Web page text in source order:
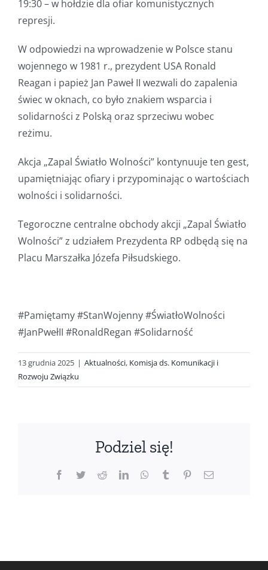
19:30 – w hołdzie dla ofiar komunistycznych
represji.
W odpowiedzi na wprowadzenie w Polsce stanu
wojennego w 1981 r., prezydent USA Ronald
Reagan i papież Jan Paweł II wezwali do zapalenia
świec w oknach, co było znakiem wsparcia i
solidarności z Polską oraz sprzeciwu wobec
reżimu.
Akcja „Zapal Światło Wolności” kontynuuje ten gest,
upamiętniając ofiary i przypominając o wartościach
wolności i solidarności.
Tegoroczne centralne obchody akcji „Zapal Światło
Wolności” z udziałem Prezydenta RP odbędą się na
Placu Marszałka Józefa Piłsudskiego.
#Pamiętamy #StanWojenny #ŚwiatłoWolności
#JanPwełII #RonaldRegan #Solidarność
13 grudnia 2025 | Aktualności, Komisja ds. Komunikacji i
Rozwoju Związku
Podziel się!
Facebook
TwitterRedditLinkedInWhatsApp
Tumblr PinterestEmail